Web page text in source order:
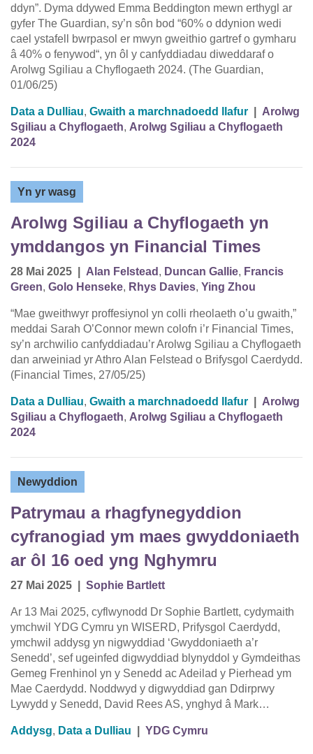
ddyn”. Dyma ddywed Emma Beddington mewn erthygl ar
gyfer The Guardian, sy’n sôn bod “60% o ddynion wedi
cael ystafell bwrpasol er mwyn gweithio gartref o gymharu
â 40% o fenywod“, yn ôl y canfyddiadau diweddaraf o
Arolwg Sgiliau a Chyflogaeth 2024. (The Guardian,
01/06/25)
Data a Dulliau, Gwaith a marchnadoedd llafur
Arolwg
Sgiliau a Chyflogaeth, Arolwg Sgiliau a Chyflogaeth
2024
Yn yr wasg
Arolwg Sgiliau a Chyflogaeth yn
ymddangos yn Financial Times
28 Mai 2025 Alan Felstead , Duncan Gallie, Francis
Green, Golo Henseke, Rhys Davies, Ying Zhou
“Mae gweithwyr proffesiynol yn colli rheolaeth o’u gwaith,”
meddai Sarah O’Connor mewn colofn i’r Financial Times,
sy’n archwilio canfyddiadau’r Arolwg Sgiliau a Chyflogaeth
dan arweiniad yr Athro Alan Felstead o Brifysgol Caerdydd.
(Financial Times, 27/05/25)
Data a Dulliau, Gwaith a marchnadoedd llafur
Arolwg
Sgiliau a Chyflogaeth, Arolwg Sgiliau a Chyflogaeth
2024
Newyddion
Patrymau a rhagfynegyddion
cyfranogiad ym maes gwyddoniaeth
ar ôl 16 oed yng Nghymru
27 Mai 2025 Sophie Bartlett
Ar 13 Mai 2025, cyflwynodd Dr Sophie Bartlett, cydymaith
ymchwil YDG Cymru yn WISERD, Prifysgol Caerdydd,
ymchwil addysg yn nigwyddiad ‘Gwyddoniaeth a’r
Senedd’, sef ugeinfed digwyddiad blynyddol y Gymdeithas
Gemeg Frenhinol yn y Senedd ac Adeilad y Pierhead ym
Mae Caerdydd. Noddwyd y digwyddiad gan Ddirprwy
Lywydd y Senedd, David Rees AS, ynghyd â Mark…
Addysg, Data a Dulliau YDG Cymru